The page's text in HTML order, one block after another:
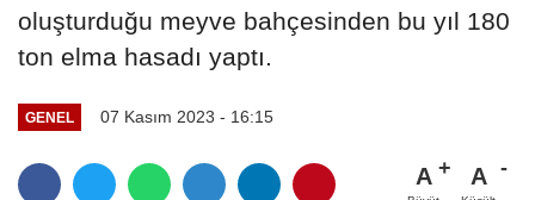
oluşturduğu meyve bahçesinden bu yıl 180
ton elma hasadı yaptı.
GENEL 07 Kasım 2023 - 16:15
A A